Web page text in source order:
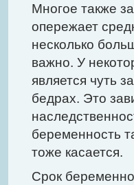
Многое также
опережает
несколько
важно. У
является чуть
бедрах. Это
беременность
тоже касается.
Срок